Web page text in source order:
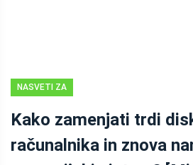
NASVETI ZA
KOPIRANJE
Kako zamenjati trdi
računalnika in znova